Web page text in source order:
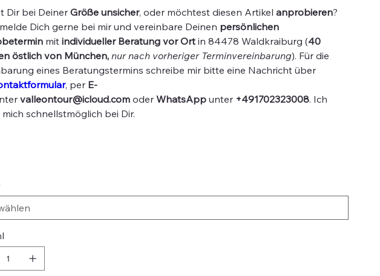
Dir bei DeinerGröße unsicher, oder möchtest diesen Artikel anprobieren?
Dich gerne bei mir und vereinbare Deinen persönlichen
mit individueller Beratung vor Ortin 84478 Waldkraiburg (40
östlich von München,nur nach vorheriger Terminvereinbarung). Für die
eines Beratungstermins schreibe mir bitte eine Nachricht über
, per E-
valleontour@icloud.comoder WhatsAppunter +491702323008. Ich
mich schnellstmöglich bei Dir.